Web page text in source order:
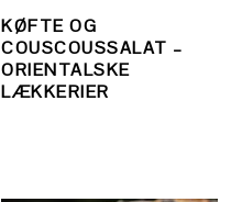
KØFTE OG
COUSCOUSSALAT –
ORIENTALSKE
LÆKKERIER